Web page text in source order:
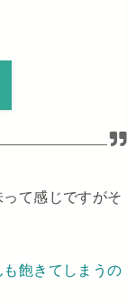
て感じですがそ
飽きてしまうの